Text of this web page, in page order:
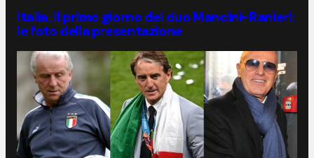
Italia, il primo giorno del duo Mancini-Ranieri:
le foto della presentazione